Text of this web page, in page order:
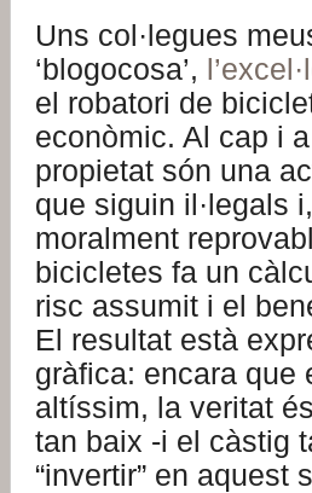
Uns col·legues
‘blogocosa’,
el robatori de
econòmic. Al cap i
propietat són una
que siguin il·legals
moralment
bicicletes fa un
risc assumit i el
El resultat està
gràfica: encara que
altíssim, la veritat
tan baix -i el càstig
“invertir” en aquest